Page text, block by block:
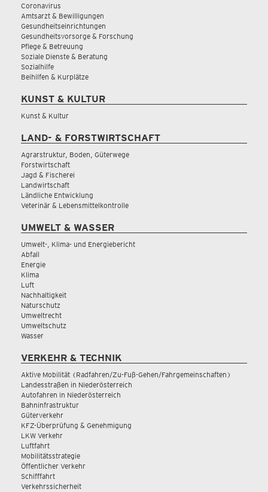
Coronavirus
Amtsarzt & Bewilligungen
Gesundheitseinrichtungen
Gesundheitsvorsorge & Forschung
Pflege & Betreuung
Soziale Dienste & Beratung
Sozialhilfe
Beihilfen & Kurplätze
KUNST & KULTUR
Kunst & Kultur
LAND- & FORSTWIRTSCHAFT
Agrarstruktur, Boden, Güterwege
Forstwirtschaft
Jagd & Fischerei
Landwirtschaft
Ländliche Entwicklung
Veterinär & Lebensmittelkontrolle
UMWELT & WASSER
Umwelt-, Klima- und Energiebericht
Abfall
Energie
Klima
Luft
Nachhaltigkeit
Naturschutz
Umweltrecht
Umweltschutz
Wasser
VERKEHR & TECHNIK
Aktive Mobilität (Radfahren/Zu-Fuß-Gehen/Fahrgemeinschaften)
Landesstraßen in Niederösterreich
Autofahren in Niederösterreich
Bahninfrastruktur
Güterverkehr
KFZ-Überprüfung & Genehmigung
LKW Verkehr
Luftfahrt
Mobilitätsstrategie
Öffentlicher Verkehr
Schifffahrt
Verkehrssicherheit